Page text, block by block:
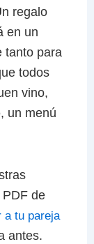
regalo
en un
tanto para
todos
vino,
un menú
de
a tu pareja
antes.